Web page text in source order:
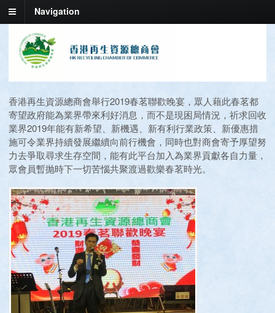
Navigation
香港再生資源總商會舉行2019春茗聯歡晚宴，眾人藉此春茗都
寄望政府能為業界帶來利好消息，而不是現困局情況，祈求回收
業界2019年能有新希望、新機遇、新有利行業政策、新優惠措
施可令業界持續發展繼續向前行機會，同時也對商會寄予厚望努
力去爭取尋求生存空間，能有此平台加入為業界貢獻各自力量，
眾會員暫抛時下一切苦惱共聚渡過歡樂春茗時光。